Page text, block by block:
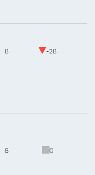
8 -28
8 0